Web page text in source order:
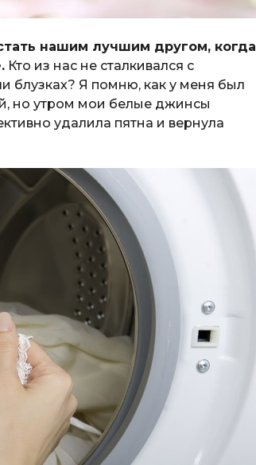
нашим лучшим другом, когда
Кто из нас не сталкивался с
блузках? Я помню, как у меня был
но утром мои белые джинсы
удалила пятна и вернула